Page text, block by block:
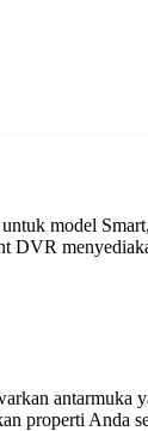
model
DVR
antarmuka
properti Anda